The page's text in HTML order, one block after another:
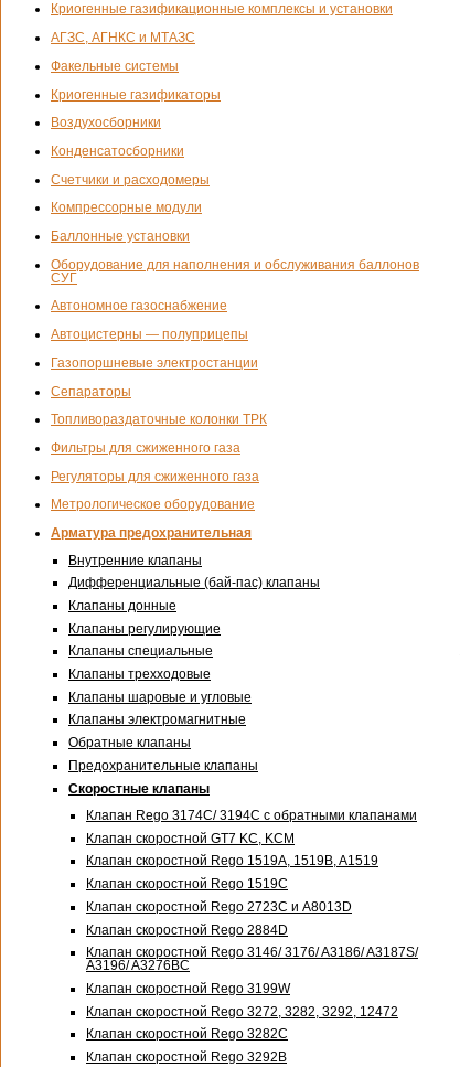
Криогенные газификационные комплексы и установки
АГЗС, АГНКС и МТАЗС
Факельные системы
Криогенные газификаторы
Воздухосборники
Конденсатосборники
Счетчики и расходомеры
Компрессорные модули
Баллонные установки
Оборудование для наполнения и обслуживания баллонов
СУГ
Автономное газоснабжение
Автоцистерны — полуприцепы
Газопоршневые электростанции
Сепараторы
Топливораздаточные колонки ТРК
Фильтры для сжиженного газа
Регуляторы для сжиженного газа
Метрологическое оборудование
Арматура предохранительная
Внутренние клапаны
Дифференциальные (бай-пас) клапаны
Клапаны донные
Клапаны регулирующие
Клапаны специальные
Клапаны трехходовые
Клапаны шаровые и угловые
Клапаны электромагнитные
Обратные клапаны
Предохранительные клапаны
Скоростные клапаны
Клапан Rego 3174С/ 3194С с обратными клапанами
Клапан скоростной GT7 KC, KCM
Клапан скоростной Rego 1519A, 1519B, A1519
Клапан скоростной Rego 1519C
Клапан скоростной Rego 2723C и А8013D
Клапан скоростной Rego 2884D
Клапан скоростной Rego 3146/ 3176/ A3186/ A3187S/
A3196/ A3276BC
Клапан скоростной Rego 3199W
Клапан скоростной Rego 3272, 3282, 3292, 12472
Клапан скоростной Rego 3282C
Клапан скоростной Rego 3292B